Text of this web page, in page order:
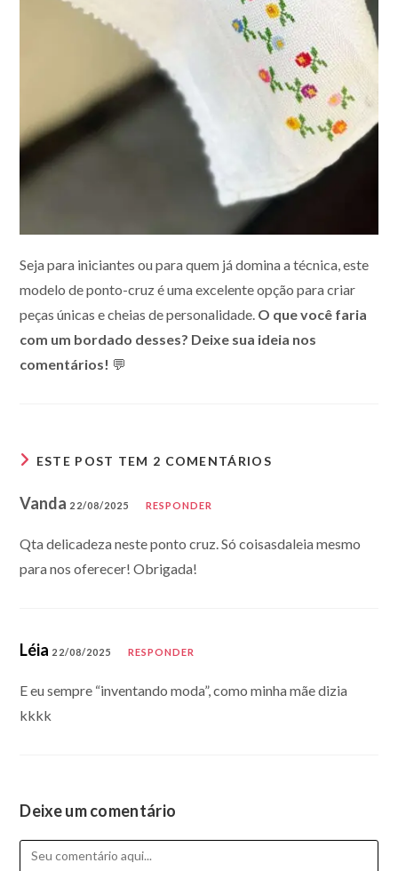
Seja para iniciantes ou para quem já domina a técnica, este
modelo de ponto-cruz é uma excelente opção para criar
peças únicas e cheias de personalidade. O que você faria
com um bordado desses? Deixe sua ideia nos
comentários! 💬
ESTE POST TEM 2 COMENTÁRIOS
Vanda 22/08/2025 RESPONDER
Qta delicadeza neste ponto cruz. Só coisasdaleia mesmo
para nos oferecer! Obrigada!
Léia 22/08/2025 RESPONDER
E eu sempre “inventando moda”, como minha mãe dizia
kkkk
Deixe um comentário
Comentário